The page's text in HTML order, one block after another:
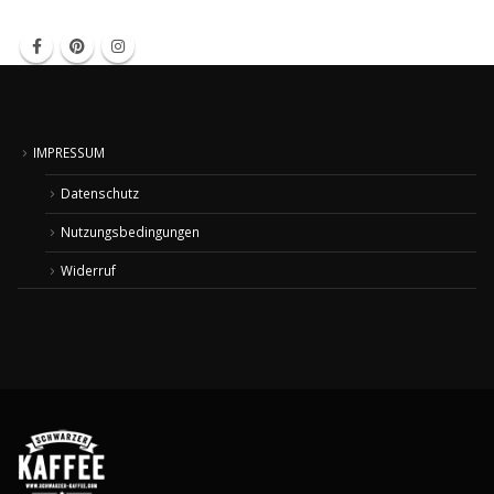
IMPRESSUM
Datenschutz
Nutzungsbedingungen
Widerruf